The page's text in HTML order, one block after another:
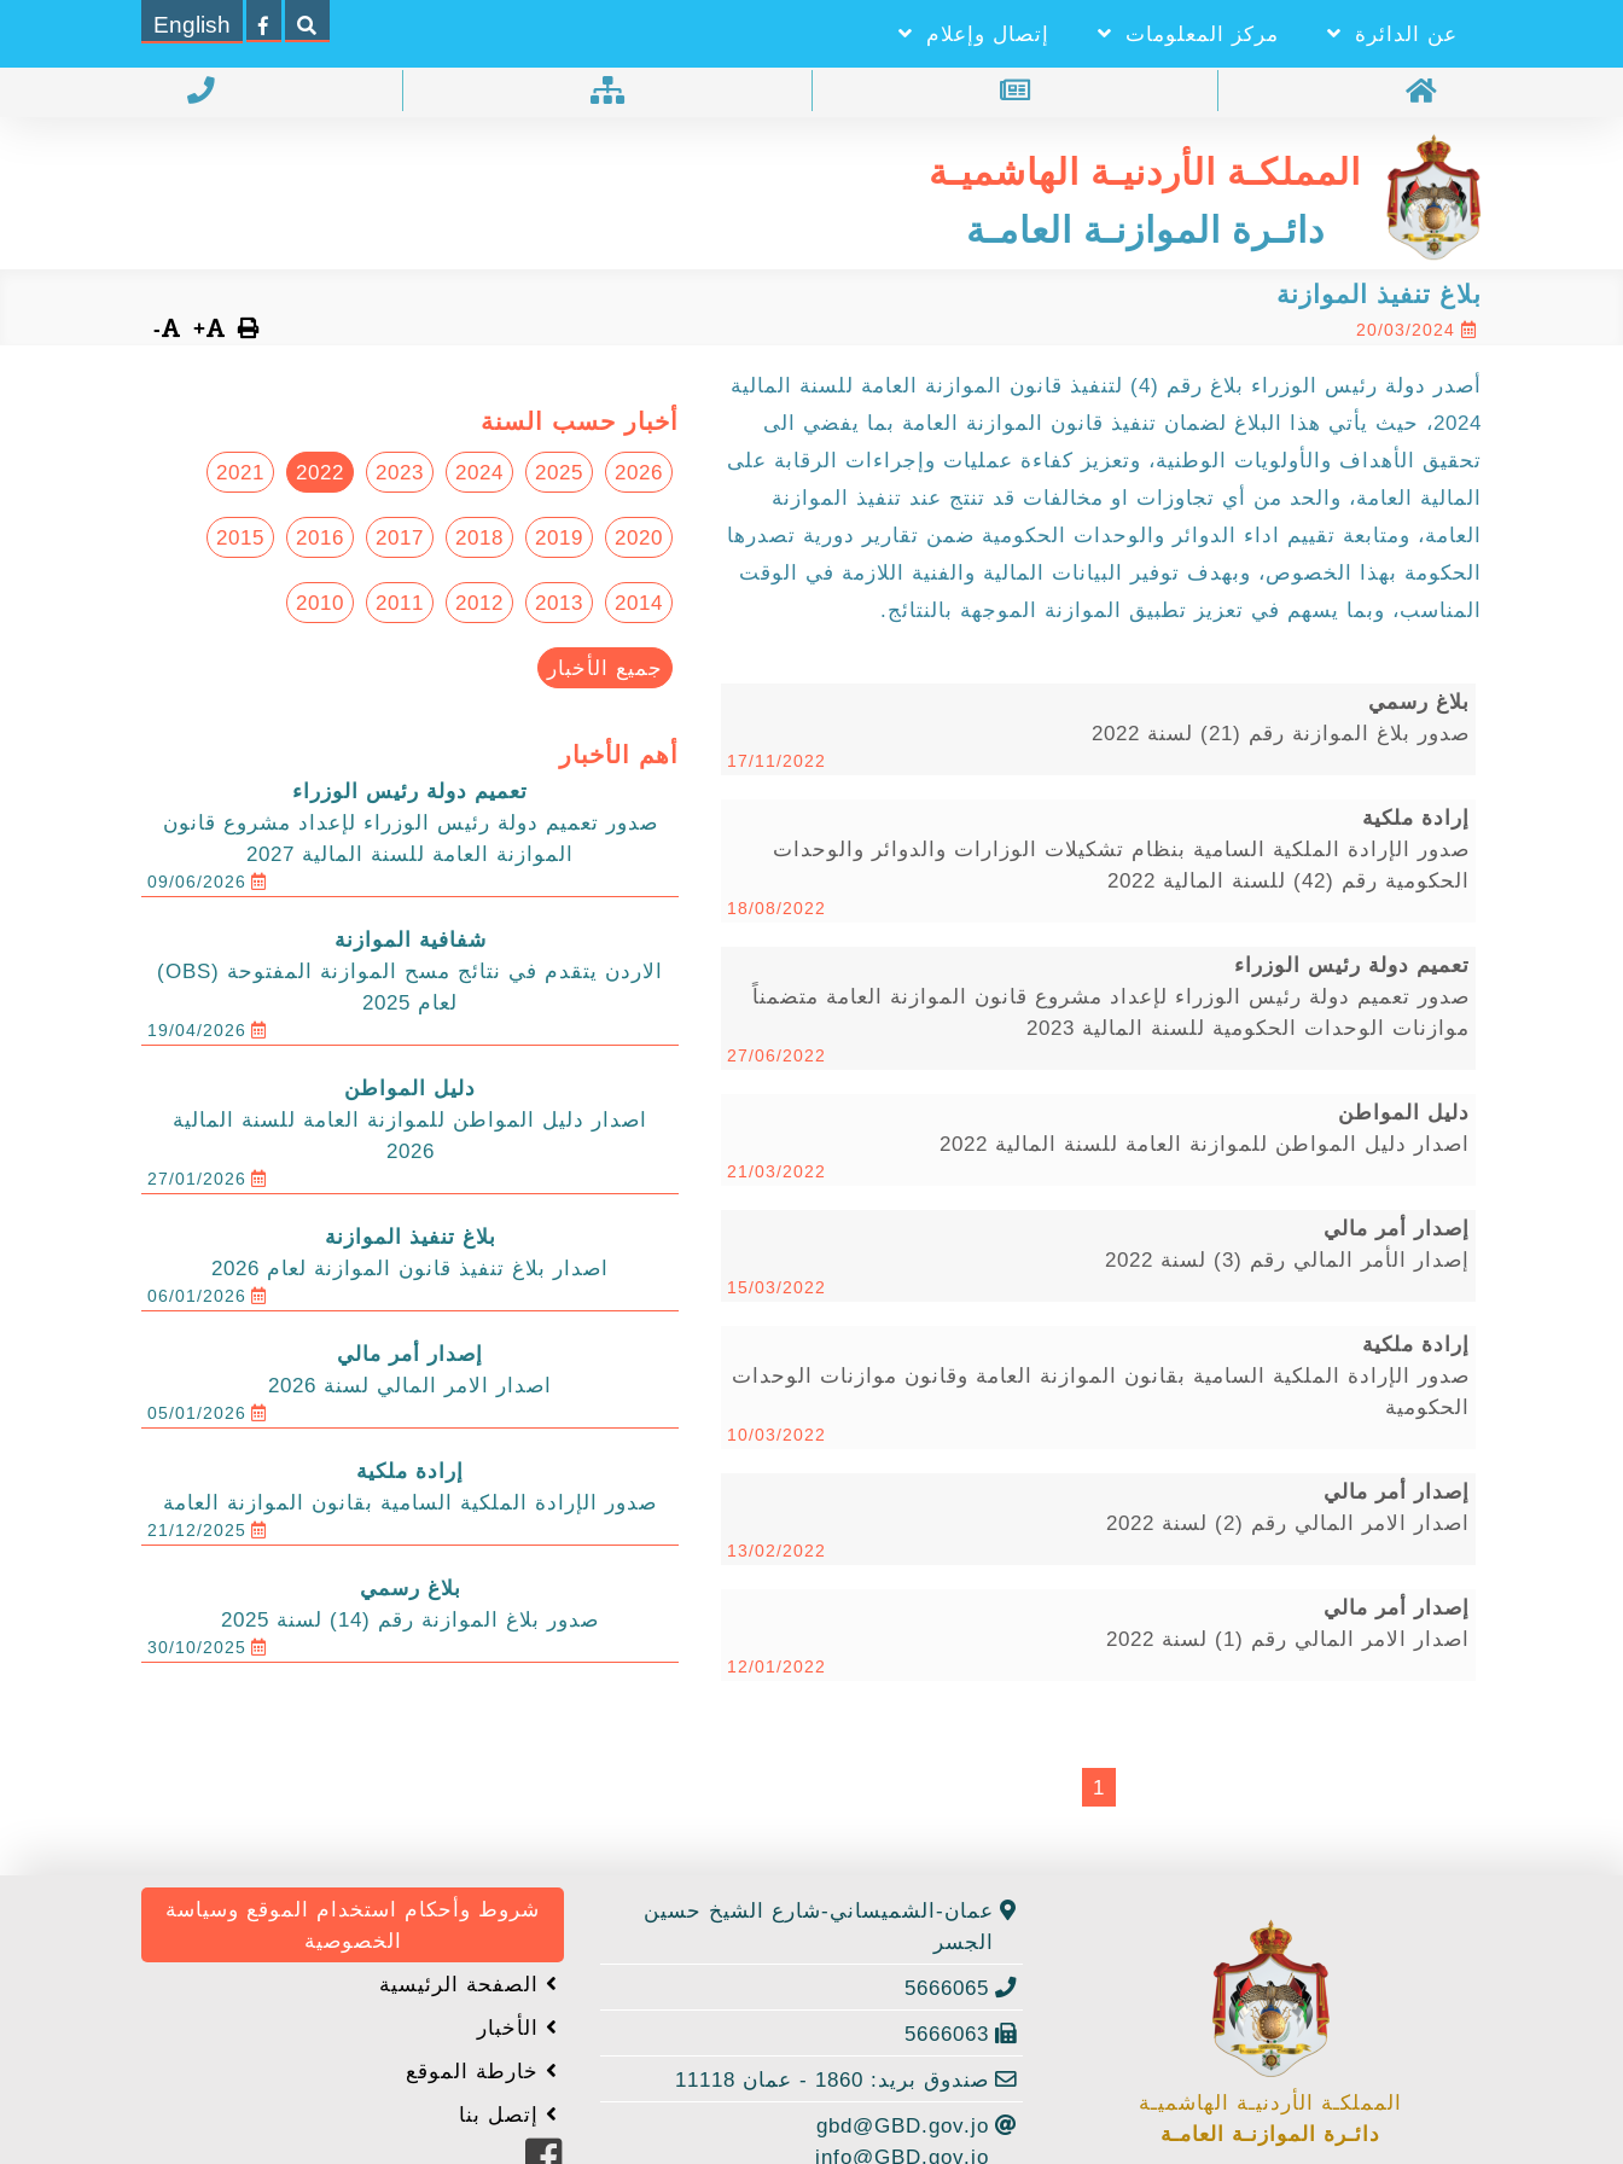
بحـث English
المملكـة الأردنيـة الهاشميـة
دائـرة الموازنـة العامـة
عن الدائرة مركز المعلومات إتصال وإعلام
بلاغ تنفيذ الموازنة
20/03/2024
+
-
أصدر دولة رئيس الوزراء بلاغ رقم (4) لتنفيذ قانون الموازنة العامة للسنة المالية
2024، حيث يأتي هذا البلاغ لضمان تنفيذ قانون الموازنة العامة بما يفضي الى
تحقيق الأهداف والأولويات الوطنية، وتعزيز كفاءة عمليات وإجراءات الرقابة على
المالية العامة، والحد من أي تجاوزات او مخالفات قد تنتج عند تنفيذ الموازنة
العامة، ومتابعة تقييم اداء الدوائر والوحدات الحكومية ضمن تقارير دورية تصدرها
الحكومة بهذا الخصوص، وبهدف توفير البيانات المالية والفنية اللازمة في الوقت
المناسب، وبما يسهم في تعزيز تطبيق الموازنة الموجهة بالنتائج.
بلاغ رسمي
صدور بلاغ الموازنة رقم (21) لسنة 2022
17/11/2022
إرادة ملكية
صدور الإرادة الملكية السامية بنظام تشكيلات الوزارات والدوائر والوحدات
الحكومية رقم (42) للسنة المالية 2022
18/08/2022
تعميم دولة رئيس الوزراء
صدور تعميم دولة رئيس الوزراء لإعداد مشروع قانون الموازنة العامة متضمناً
موازنات الوحدات الحكومية للسنة المالية 2023
27/06/2022
دليل المواطن
اصدار دليل المواطن للموازنة العامة للسنة المالية 2022
21/03/2022
إصدار أمر مالي
إصدار الأمر المالي رقم (3) لسنة 2022
15/03/2022
إرادة ملكية
صدور الإرادة الملكية السامية بقانون الموازنة العامة وقانون موازنات الوحدات
الحكومية
10/03/2022
إصدار أمر مالي
اصدار الامر المالي رقم (2) لسنة 2022
13/02/2022
إصدار أمر مالي
اصدار الامر المالي رقم (1) لسنة 2022
12/01/2022
1
أخبار حسب السنة
2026
2025
2024
2023
2022
2021
2020
2019
2018
2017
2016
2015
2014
2013
2012
2011
2010
جميع الأخبار
أهم الأخبار
تعميم دولة رئيس الوزراء
صدور تعميم دولة رئيس الوزراء لإعداد مشروع قانون
الموازنة العامة للسنة المالية 2027
09/06/2026
شفافية الموازنة
الاردن يتقدم في نتائج مسح الموازنة المفتوحة (OBS)
لعام 2025
19/04/2026
دليل المواطن
اصدار دليل المواطن للموازنة العامة للسنة المالية
2026
27/01/2026
بلاغ تنفيذ الموازنة
اصدار بلاغ تنفيذ قانون الموازنة لعام 2026
06/01/2026
إصدار أمر مالي
اصدار الامر المالي لسنة 2026
05/01/2026
إرادة ملكية
صدور الإرادة الملكية السامية بقانون الموازنة العامة
21/12/2025
بلاغ رسمي
صدور بلاغ الموازنة رقم (14) لسنة 2025
30/10/2025
المملكـة الأردنيـة الهاشميـة
دائـرة الموازنـة العامـة
عمان-الشميساني-شارع الشيخ حسين
الجسر
5666065
5666063
صندوق بريد: 1860 - عمان 11118
gbd@GBD.gov.jo
info@GBD.gov.jo
شروط وأحكام استخدام الموقع وسياسة
الخصوصية
الصفحة الرئيسية
الأخبار
خارطة الموقع
إتصل بنا